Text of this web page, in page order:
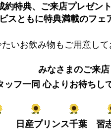
約特典、ご来店プレゼン
スともに特典満載のフェ
たいお飲み物もご用意し
みなさまのご来店
ッフ一同 心よりお待ちし
日産プリンス千葉 習